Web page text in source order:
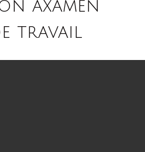
axamen
travail